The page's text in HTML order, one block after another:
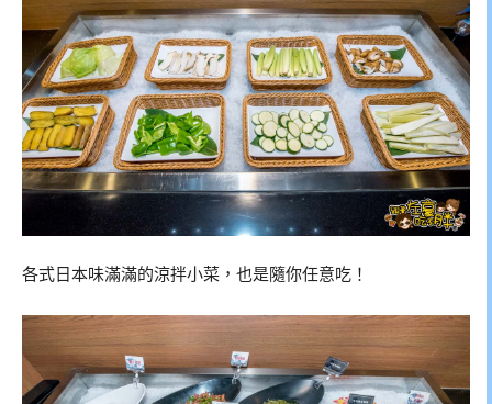
各式日本味滿滿的涼拌小菜，也是隨你任意吃！